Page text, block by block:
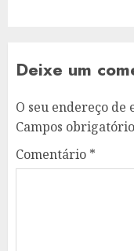
Deixe um
O seu endereço
Campos
Comentário *